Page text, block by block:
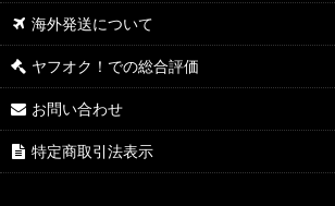
海外発送について
ヤフオク！での総合評価
お問い合わせ
特定商取引法表示